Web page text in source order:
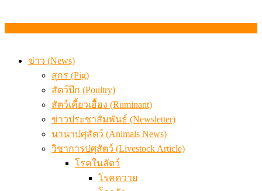
ข่าว (News)
สุกร (Pig)
สัตว์ปีก (Poultry)
สัตว์เคี้ยวเอื้อง (Ruminant)
ข่าวประชาสัมพันธ์ (Newsletter)
นานาปศุสัตว์ (Animals News)
วิชาการปศุสัตว์ (Livestock Article)
โรคในสัตว์
โรคควาย